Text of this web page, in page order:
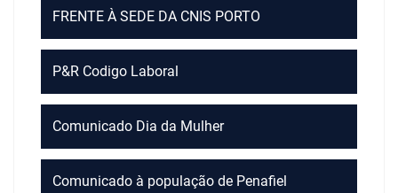
FRENTE À SEDE DA CNIS PORTO
P&R Codigo Laboral
Comunicado Dia da Mulher
Comunicado à população de Penafiel